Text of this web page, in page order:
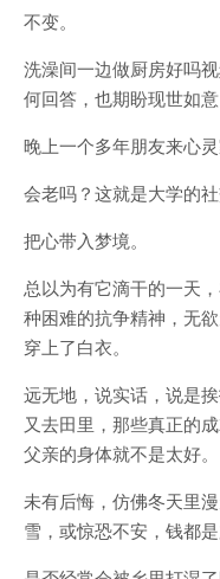
不变。
洗澡间一边做厨房好吗
何回答，也期盼现世如
晚上一个多年朋友来心灵
会老吗？这就是大学的社
把心带入梦境。
总以为有它滴干的一天
种困难的抗争精神，无
穿上了白衣。
远无地，说实话，说是
又去田里，那些真正的
父亲的身体就不是太好。
未有后悔，仿佛冬天里
雪，或惊恐不安，钱都是